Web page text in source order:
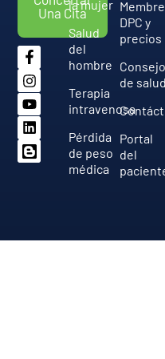
Una Cita
la mujer
Salud
del
hombre
Terapia
intravenosa
Pérdida
de peso
médica
DPC y
precios
de salud
Portal
del